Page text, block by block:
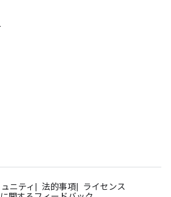
ニティ 法的事項
ライセンス